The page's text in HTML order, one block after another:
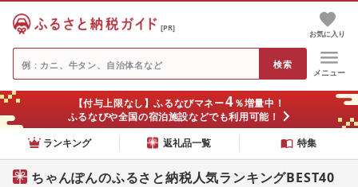
[PR]
お気に入り
メニュー
【付与上限なし】ふるなびマネー4％増量中！
ふるなびや全国の宿泊施設などでも利用可能！
ランキング
返礼品一覧 特集
ちゃんぽんのふるさと納税人気ランキングBEST40